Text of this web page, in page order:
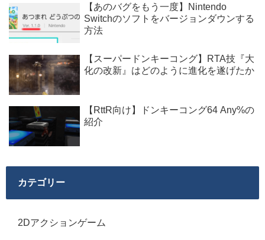
【あのバグをもう一度】Nintendo
Switchのソフトをバージョンダウンする
方法
【スーパードンキーコング】RTA技『大
化の改新』はどのように進化を遂げたか
【RttR向け】ドンキーコング64 Any%の
紹介
カテゴリー
2Dアクションゲーム